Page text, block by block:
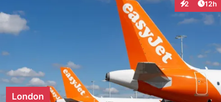
2
Interaktionen
12h
London